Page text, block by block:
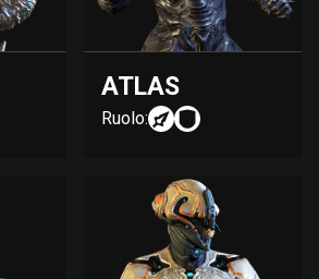
ATLAS
Ruolo: